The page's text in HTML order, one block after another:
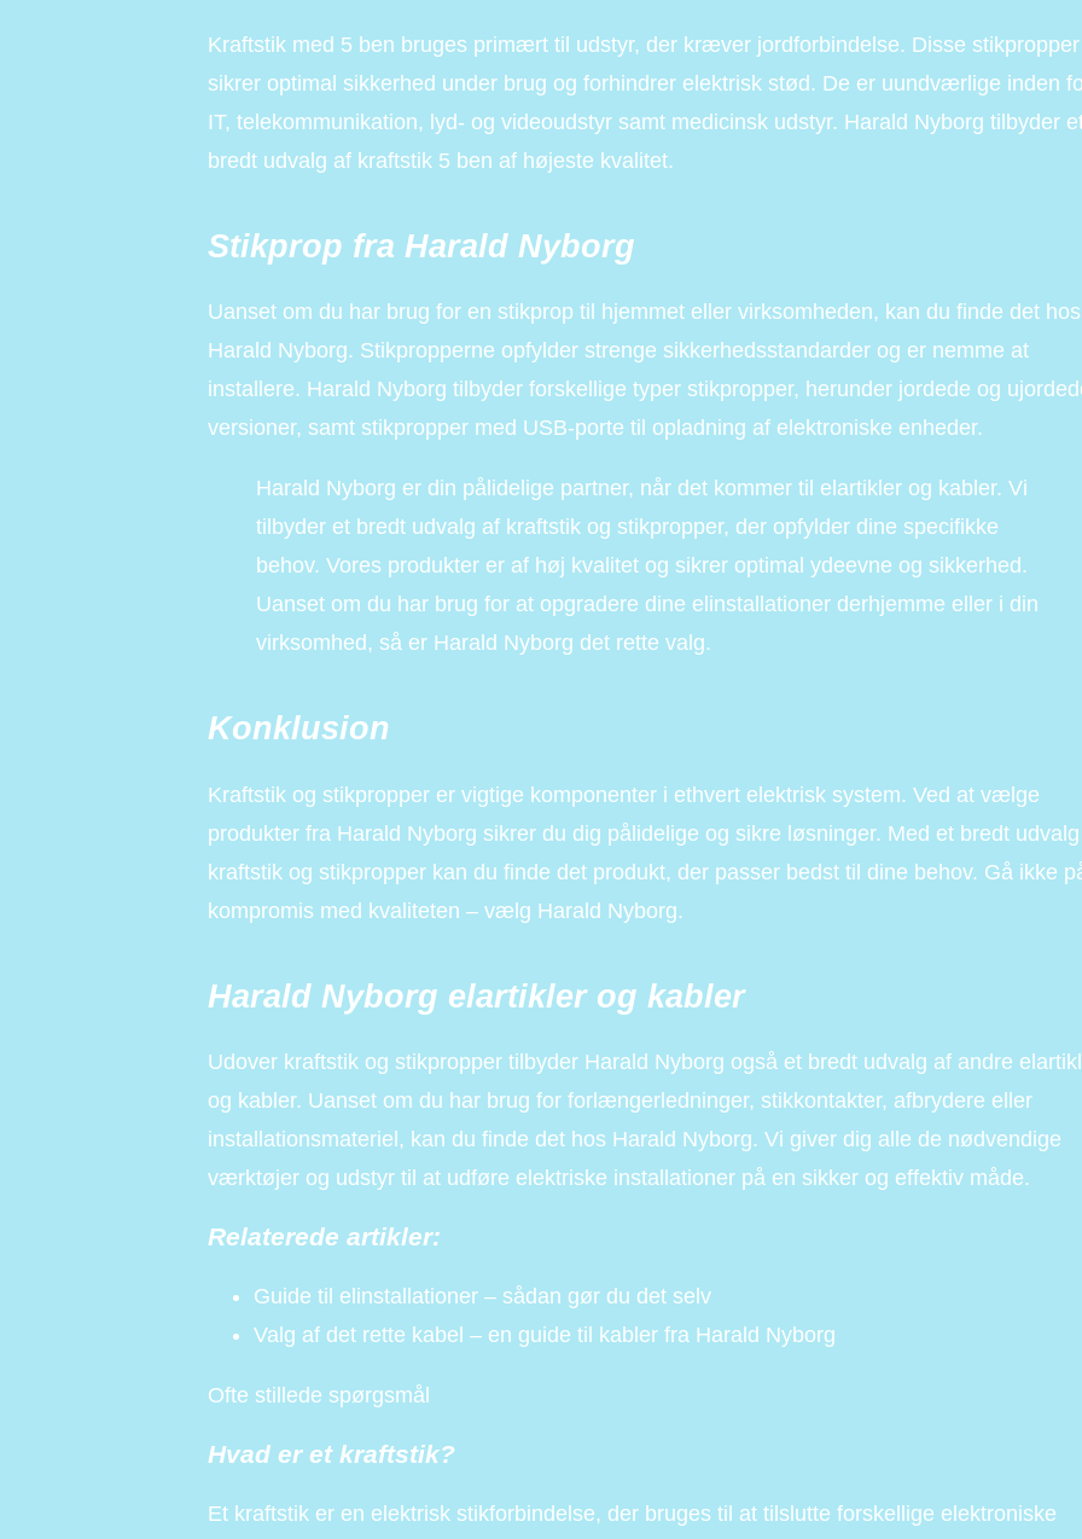
Kraftstik med 5 ben bruges primært til udstyr, der kræver jordforbindelse. Disse stikpropper
sikrer optimal sikkerhed under brug og forhindrer elektrisk stød. De er uundværlige inden
IT, telekommunikation, lyd- og videoudstyr samt medicinsk udstyr. Harald Nyborg tilbyder
bredt udvalg af kraftstik 5 ben af højeste kvalitet.
Stikprop fra Harald Nyborg
Uanset om du har brug for en stikprop til hjemmet eller virksomheden, kan du finde det hos
Harald Nyborg. Stikpropperne opfylder strenge sikkerhedsstandarder og er nemme at
installere. Harald Nyborg tilbyder forskellige typer stikpropper, herunder jordede og
versioner, samt stikpropper med USB-porte til opladning af elektroniske enheder.
Harald Nyborg er din pålidelige partner, når det kommer til elartikler og kabler. Vi
tilbyder et bredt udvalg af kraftstik og stikpropper, der opfylder dine specifikke
behov. Vores produkter er af høj kvalitet og sikrer optimal ydeevne og sikkerhed.
Uanset om du har brug for at opgradere dine elinstallationer derhjemme eller i din
virksomhed, så er Harald Nyborg det rette valg.
Konklusion
Kraftstik og stikpropper er vigtige komponenter i ethvert elektrisk system. Ved at vælge
produkter fra Harald Nyborg sikrer du dig pålidelige og sikre løsninger. Med et bredt
kraftstik og stikpropper kan du finde det produkt, der passer bedst til dine behov. Gå ikke
kompromis med kvaliteten – vælg Harald Nyborg.
Harald Nyborg elartikler og kabler
Udover kraftstik og stikpropper tilbyder Harald Nyborg også et bredt udvalg af andre
og kabler. Uanset om du har brug for forlængerledninger, stikkontakter, afbrydere eller
installationsmateriel, kan du finde det hos Harald Nyborg. Vi giver dig alle de nødvendige
værktøjer og udstyr til at udføre elektriske installationer på en sikker og effektiv måde.
Relaterede artikler:
Guide til elinstallationer – sådan gør du det selv
Valg af det rette kabel – en guide til kabler fra Harald Nyborg
Ofte stillede spørgsmål
Hvad er et kraftstik?
Et kraftstik er en elektrisk stikforbindelse, der bruges til at tilslutte forskellige elektroniske